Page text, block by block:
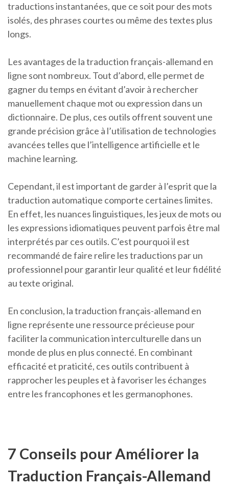
traductions instantanées, que ce soit pour des mots
isolés, des phrases courtes ou même des textes plus
longs.
Les avantages de la traduction français-allemand en
ligne sont nombreux. Tout d’abord, elle permet de
gagner du temps en évitant d’avoir à rechercher
manuellement chaque mot ou expression dans un
dictionnaire. De plus, ces outils offrent souvent une
grande précision grâce à l’utilisation de technologies
avancées telles que l’intelligence artificielle et le
machine learning.
Cependant, il est important de garder à l’esprit que la
traduction automatique comporte certaines limites.
En effet, les nuances linguistiques, les jeux de mots ou
les expressions idiomatiques peuvent parfois être mal
interprétés par ces outils. C’est pourquoi il est
recommandé de faire relire les traductions par un
professionnel pour garantir leur qualité et leur fidélité
au texte original.
En conclusion, la traduction français-allemand en
ligne représente une ressource précieuse pour
faciliter la communication interculturelle dans un
monde de plus en plus connecté. En combinant
efficacité et praticité, ces outils contribuent à
rapprocher les peuples et à favoriser les échanges
entre les francophones et les germanophones.
7 Conseils pour Améliorer la
Traduction Français-Allemand